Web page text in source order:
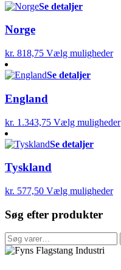
Se detaljer
Norge
kr. 818,75 Vælg muligheder
Se detaljer
England
kr. 1.343,75 Vælg muligheder
Se detaljer
Tyskland
kr. 577,50 Vælg muligheder
Søg efter produkter
Søg
efter:
FFI